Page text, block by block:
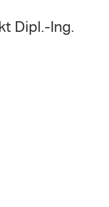
Dipl.-Ing.